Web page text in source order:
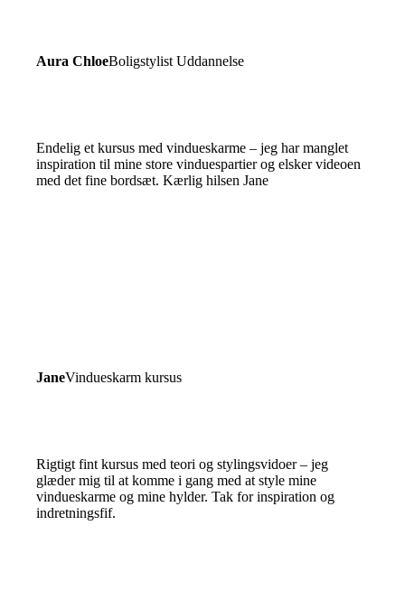
Aura ChloeBoligstylist Uddannelse
Endelig et kursus med vindueskarme – jeg har manglet
inspiration til mine store vinduespartier og elsker videoen
med det fine bordsæt. Kærlig hilsen Jane
JaneVindueskarm kursus
Rigtigt fint kursus med teori og stylingsvidoer – jeg
glæder mig til at komme i gang med at style mine
vindueskarme og mine hylder. Tak for inspiration og
indretningsfif.